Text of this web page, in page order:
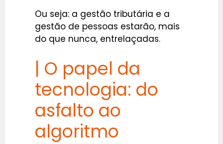
Ou seja: a gestão tributária e a
gestão de pessoas estarão, mais
do que nunca, entrelaçadas.
| O papel da
tecnologia: do
asfalto ao
algoritmo